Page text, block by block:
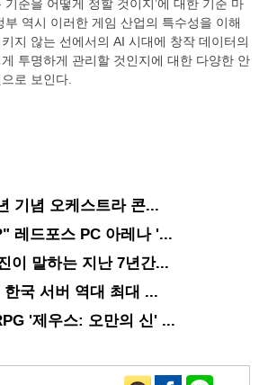
준을 어떻게 정할 것이지’에 대한 기준 마
역시 이러한 게임 산업의 특수성을 이해
지 않는 선에서의 AI 시대에 창작 데이터의
투명하게 관리할 것인지에 대한 다양한 안
로 보인다.
기념 오케스트라 콘...
레드포스 PC 아레나 '...
이 말하는 지난 7년간...
국 서버 역대 최대 ...
'제우스: 오만의 신' ...